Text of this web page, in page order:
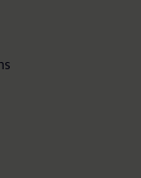
finden Sie im